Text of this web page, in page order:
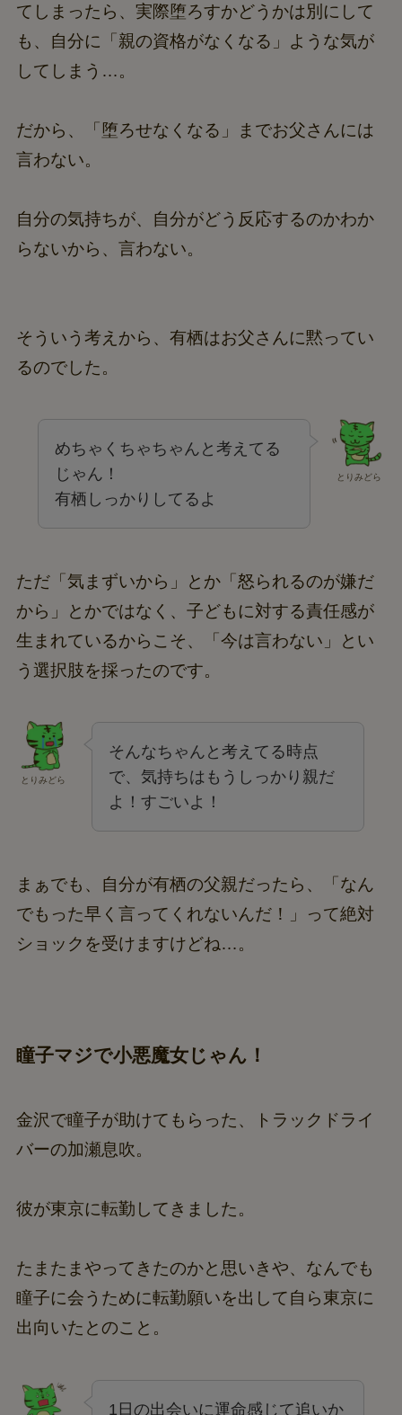
てしまったら、実際堕ろすかどうかは別にして
も、自分に「親の資格がなくなる」ような気が
してしまう…。
だから、「堕ろせなくなる」までお父さんには
言わない。
自分の気持ちが、自分がどう反応するのかわか
らないから、言わない。
そういう考えから、有栖はお父さんに黙ってい
るのでした。
とりみどら
めちゃくちゃちゃんと考えてる
じゃん！
有栖しっかりしてるよ
ただ「気まずいから」とか「怒られるのが嫌だ
から」とかではなく、子どもに対する責任感が
生まれているからこそ、「今は言わない」とい
う選択肢を採ったのです。
とりみどら
そんなちゃんと考えてる時点
で、気持ちはもうしっかり親だ
よ！すごいよ！
まぁでも、自分が有栖の父親だったら、「なん
でもった早く言ってくれないんだ！」って絶対
ショックを受けますけどね…。
瞳子マジで小悪魔女じゃん！
金沢で瞳子が助けてもらった、トラックドライ
バーの加瀬息吹。
彼が東京に転勤してきました。
たまたまやってきたのかと思いきや、なんでも
瞳子に会うために転勤願いを出して自ら東京に
出向いたとのこと。
1日の出会いに運命感じて追いか